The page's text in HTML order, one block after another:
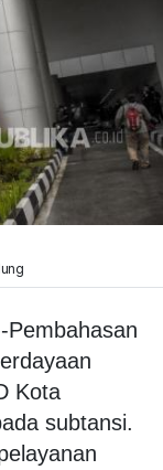
Pembahasan
Kota
subtansi.